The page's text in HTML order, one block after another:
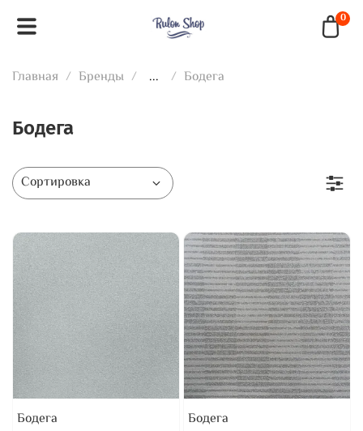
0
Главная Бренды ... Бодега
Бодега
Бодега
Бодега